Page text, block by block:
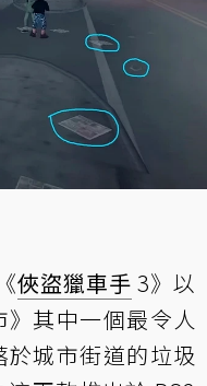
俠盜獵車手 3》以
其中一個最令人
城市街道的垃圾